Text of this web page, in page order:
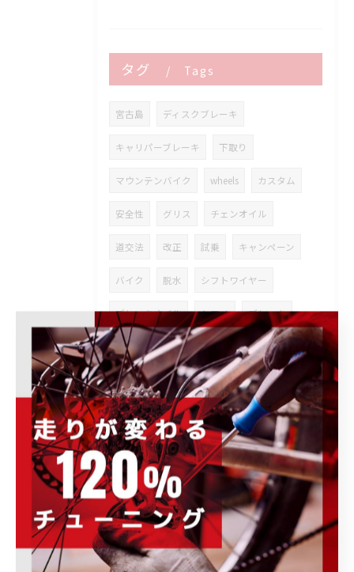
タグ Tags
宮古島 ディスクブレーキ
キャリパーブレーキ 下取り
マウンテンバイク wheels カスタム
安全性 グリス チェンオイル
道交法 改正 試乗 キャンペーン
バイク 脱水 シフトワイヤー
ブレーキオイル シマノ ブレーキ
エア抜き 工具 レンタル
バッテリー 充電 イーバイク
ボディージオメトリー オーバーホール
値段 バイクシューズ 水分補給
ロードバイク E-Bike 有酸素運動
群馬県 通学 MATEBAIKE
アイアンマン サドル 脂肪 通勤